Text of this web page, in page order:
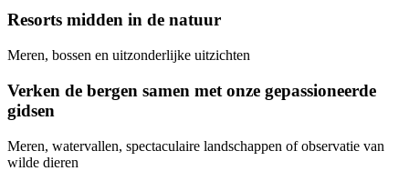
Resorts midden in de natuur
Meren, bossen en uitzonderlijke uitzichten
Verken de bergen samen met onze gepassioneerde
gidsen
Meren, watervallen, spectaculaire landschappen of observatie van
wilde dieren